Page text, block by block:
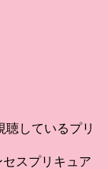
聴しているプリ
スプリキュア